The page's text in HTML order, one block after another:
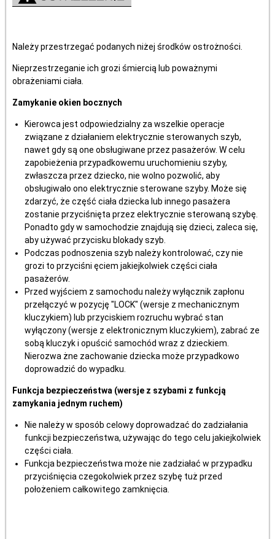
Należy przestrzegać podanych niżej środków ostrożności.
Nieprzestrzeganie ich grozi śmiercią lub poważnymi
obrażeniami ciała.
Zamykanie okien bocznych
Kierowca jest odpowiedzialny za wszelkie operacje
związane z działaniem elektrycznie sterowanych szyb,
nawet gdy są one obsługiwane przez pasażerów. W celu
zapobieżenia przypadkowemu uruchomieniu szyby,
zwłaszcza przez dziecko, nie wolno pozwolić, aby
obsługiwało ono elektrycznie sterowane szyby. Może się
zdarzyć, że część ciała dziecka lub innego pasażera
zostanie przyciśnięta przez elektrycznie sterowaną szybę.
Ponadto gdy w samochodzie znajdują się dzieci, zaleca się,
aby używać przycisku blokady szyb.
Podczas podnoszenia szyb należy kontrolować, czy nie
grozi to przyciśni ęciem jakiejkolwiek części ciała
pasażerów.
Przed wyjściem z samochodu należy wyłącznik zapłonu
przełączyć w pozycję "LOCK" (wersje z mechanicznym
kluczykiem) lub przyciskiem rozruchu wybrać stan
wyłączony (wersje z elektronicznym kluczykiem), zabrać ze
sobą kluczyk i opuścić samochód wraz z dzieckiem.
Nierozwa żne zachowanie dziecka może przypadkowo
doprowadzić do wypadku.
Funkcja bezpieczeństwa (wersje z szybami z funkcją
zamykania jednym ruchem)
Nie należy w sposób celowy doprowadzać do zadziałania
funkcji bezpieczeństwa, używając do tego celu jakiejkolwiek
części ciała.
Funkcja bezpieczeństwa może nie zadziałać w przypadku
przyciśnięcia czegokolwiek przez szybę tuż przed
położeniem całkowitego zamknięcia.